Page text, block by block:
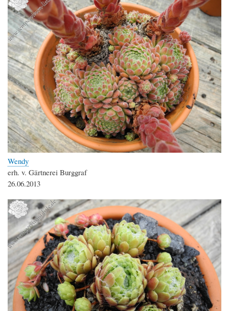
Wendy
erh. v. Gärtnerei Burggraf
26.06.2013